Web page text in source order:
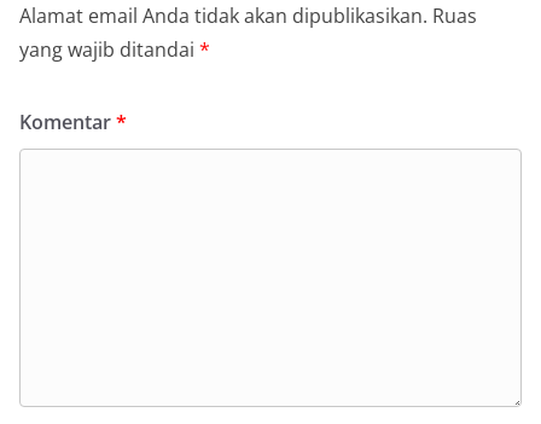
Alamat email Anda tidak akan dipublikasikan. Ruas
yang wajib ditandai *
Komentar*